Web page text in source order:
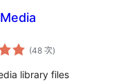
(48 次評
分
數
)
library files